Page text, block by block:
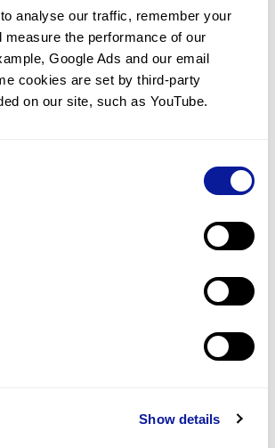
analyse our traffic, remember your
measure the performance of our
Google Ads and our email
cookies are set by third-party
on our site, such as YouTube.
Show details
최신 블로그 포스트와 소식을 받아보세요.